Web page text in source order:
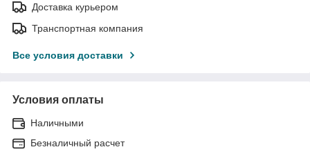
Доставка курьером
Транспортная компания
Все условия доставки
Условия оплаты
Наличными
Безналичный расчет